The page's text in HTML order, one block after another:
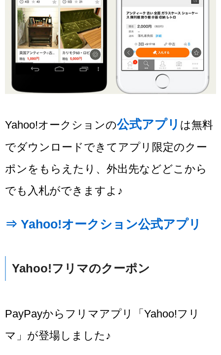
Yahoo!オークションの公式アプリ は無料
でダウンロードできてアプリ限定のクー
ポンをもらえたり、外出先などどこから
でも入札ができますよ♪
⇒ Yahoo!オークション公式アプリ
Yahoo!フリマのクーポン
PayPayからフリマアプリ「Yahoo!フリ
マ」が登場しました♪